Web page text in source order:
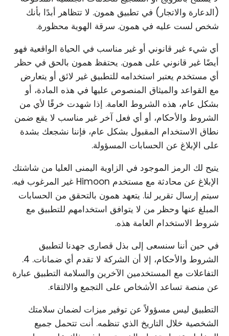
(الدعارة والاتجار) في تطبيق همون. لا تتظاهر أبدًا بأنك
شخص لست عليه في همون. سرقة الهوية محظورة.
أي شيء غير قانوني أو غير مناسب في الحياة الواقعية فهو
أيضًا غير قانوني على همون. يحتفظ همون بالحق في حظر
أي مستخدم يعتبر استخدامه للتطبيق غير لائق أو يتعارض
مع القواعد والميثاق المنصوص عليها في هذه المادة، أو
بشكل عام، هذه الشروط العامة. إذا شهدت خرقًا لأي من
الشروط والأحكام، أو أي فعل آخر غير مناسب لا يقع ضمن
نطاق الاستخدام المقبول بشكل عام، فإننا نشجعك بشدة
على الإبلاغ عن الحسابات المسؤولة.
يتيح لك الرمز الموجود في الزاوية اليمنى العليا من شاشتك
الإبلاغ عن محادثة مع مستخدم Himoon غير المرغوب فيه.
سيتم إرسال تقرير لنا. يتعهد همون بالتحقق من الحسابات
المبلغ عنها وحظر من لا يتوافق استخدامهم للتطبيق مع
شروط الاستخدام العامة هذه.
في حين أننا سنسعى إلى بذل قصارى جهدنا لتطبيق
الشروط والأحكام، إلا أن الشركة لا تقدم أي ضمانات. 4.
التفاعلات مع المستخدمين الآخرين والسلامة التطبيق عبارة
عن منصة تساعد الأشخاص على التجمع والالتقاء.
التطبيق ليس مسؤولاً عن توفير ميزات لضمان سلامتك
الشخصية خلال التاريخ الذي تنظمه. أنت تتحمل جميع